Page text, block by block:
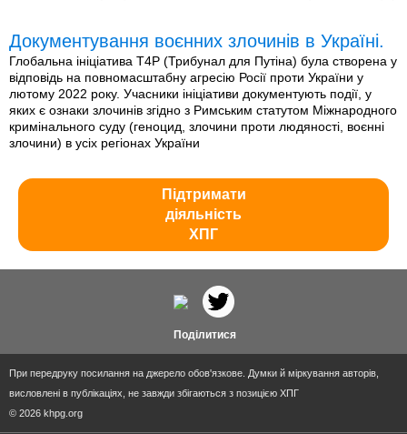
Документування воєнних злочинів в Україні.
Глобальна ініціатива T4P (Трибунал для Путіна) була створена у
відповідь на повномасштабну агресію Росії проти України у
лютому 2022 року. Учасники ініціативи документують події, у
яких є ознаки злочинів згідно з Римським статутом Міжнародного
кримінального суду (геноцид, злочини проти людяності, воєнні
злочини) в усіх регіонах України
Підтримати
діяльність
ХПГ
Поділитися
При передруку посилання на джерело обов'язкове. Думки й міркування авторів,
висловлені в публікаціях, не завжди збігаються з позицією ХПГ
© 2026 khpg.org